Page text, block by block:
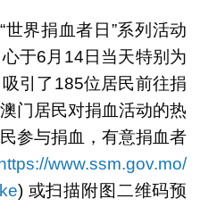
界捐血者日”系列活动
于6月14日当天特别为
引了185位居民前往捐
门居民对捐血活动的热
参与捐血，有意捐血者
https://www.ssm.gov.mo/
) 或扫描附图二维码预